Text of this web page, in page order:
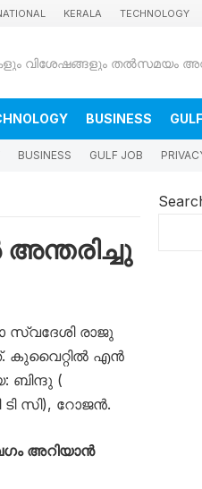
KERALA TECHNOLOGY
BUSINESS
BUSINESS GULF JOB
സ്വദേശി രാജു
കുവൈറ്റിൽ എൻ
ബിന്ദു (
സി), റോജൻ.
അറിയാൻ